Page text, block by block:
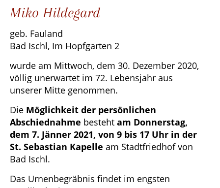
Miko Hildegard
geb. Fauland
Bad Ischl, Im Hopfgarten 2
wurde am Mittwoch, dem 30. Dezember 2020,
völlig unerwartet im 72. Lebensjahr aus
unserer Mitte genommen.
Die Möglichkeit der persönlichen
Abschiednahme besteht am Donnerstag,
dem 7. Jänner 2021, von 9 bis 17 Uhr in der
St. Sebastian Kapelle am Stadtfriedhof von
Bad Ischl.
Das Urnenbegräbnis findet im engsten